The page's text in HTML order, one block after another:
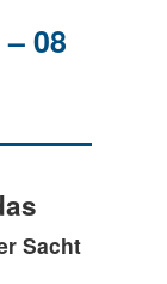
08
Sacht